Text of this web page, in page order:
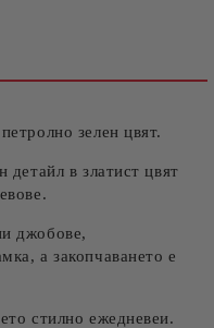
зелен цвят.
детайл в златист цвят
джобове,
а закопчаването е
стилно ежедневеи.